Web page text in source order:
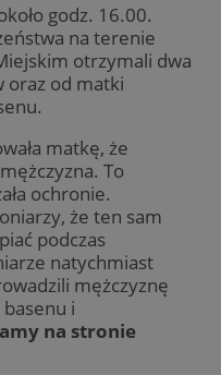
godz. 16.00.
na terenie
otrzymali dwa
oraz od matki
matkę, że
To
ochronie.
że ten sam
podczas
natychmiast
mężczyznę
i
na stronie